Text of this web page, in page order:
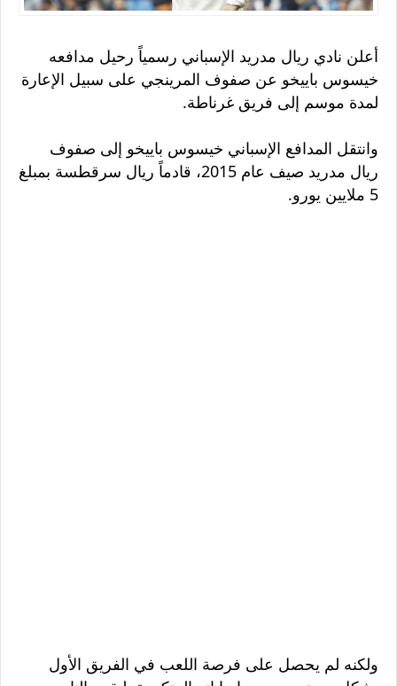
أعلن نادي ريال مدريد الإسباني رسمياً رحيل مدافعه
خيسوس باييخو عن صفوف المرينجي على سبيل الإعارة
لمدة موسم إلى فريق غرناطة.
وانتقل المدافع الإسباني خيسوس باييخو إلى صفوف
ريال مدريد صيف عام 2015، قادماً ريال سرقطسة بمبلغ
5 ملايين يورو.
ولكنه لم يحصل على فرصة اللعب في الفريق الأول